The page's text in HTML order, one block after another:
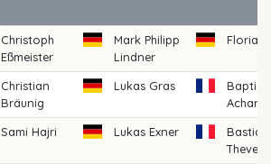
Christoph
Eßmeister
Mark Philipp
Lindner
Florian
Christian
Bräunig
Lukas Gras
Achard
Sami Hajri Lukas Exner
Bastian